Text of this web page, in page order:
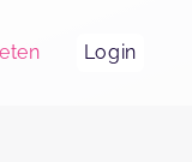
Login